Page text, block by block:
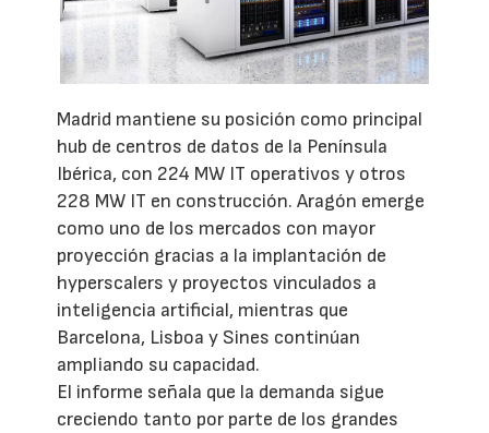
Madrid mantiene su posición como principal
hub de centros de datos de la Península
Ibérica, con 224 MW IT operativos y otros
228 MW IT en construcción. Aragón emerge
como uno de los mercados con mayor
proyección gracias a la implantación de
hyperscalers y proyectos vinculados a
inteligencia artificial, mientras que
Barcelona, Lisboa y Sines continúan
ampliando su capacidad.
El informe señala que la demanda sigue
creciendo tanto por parte de los grandes